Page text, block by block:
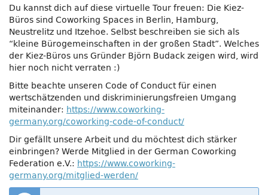
Du kannst dich auf diese virtuelle Tour freuen: Die Kiez-
Büros sind Coworking Spaces in Berlin, Hamburg,
Neustrelitz und Itzehoe. Selbst beschreiben sie sich als
“kleine Bürogemeinschaften in der großen Stadt”. Welches
der Kiez-Büros uns Gründer Björn Budack zeigen wird, wird
hier noch nicht verraten :)
Bitte beachte unseren Code of Conduct für einen
wertschätzenden und diskriminierungsfreien Umgang
miteinander: https://www.coworking-
germany.org/coworking-code-of-conduct/
Dir gefällt unsere Arbeit und du möchtest dich stärker
einbringen? Werde Mitglied in der German Coworking
Federation e.V.: https://www.coworking-
germany.org/mitglied-werden/